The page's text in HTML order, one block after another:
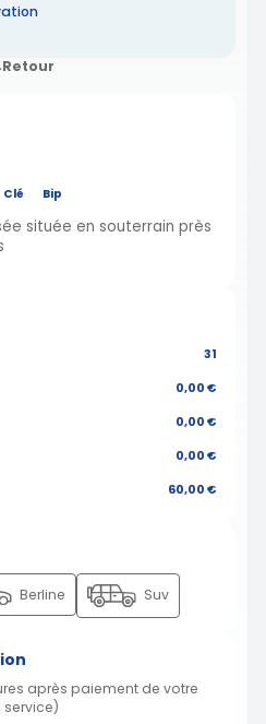
Retour
Clé Bip
située en souterrain près
31
0,00 €
0,00 €
0,00 €
60,00 €
Berline Suv
après paiement de votre